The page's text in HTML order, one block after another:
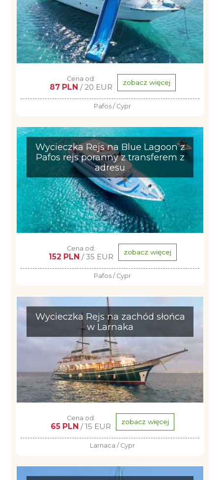
Cena od:
87 PLN / 20 EUR zobacz więcej
Pafos / Cypr
Wycieczka Rejs na Blue Lagoon z
Pafos rejs poranny z transferem z
adresu
Cena od:
152 PLN / 35 EUR zobacz więcej
Pafos / Cypr
Wycieczka Rejs na zachód słońca
w Larnaka
Cena od:
65 PLN / 15 EUR zobacz więcej
Larnaca / Cypr